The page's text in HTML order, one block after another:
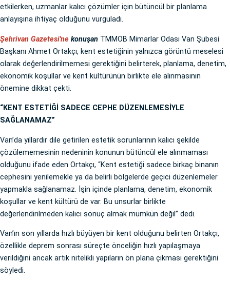
etkilerken, uzmanlar kalıcı çözümler için bütüncül bir planlama
anlayışına ihtiyaç olduğunu vurguladı.
Şehrivan Gazetesi'ne konuşan TMMOB Mimarlar Odası Van Şubesi
Başkanı Ahmet Ortakçı, kent estetiğinin yalnızca görüntü meselesi
olarak değerlendirilmemesi gerektiğini belirterek, planlama, denetim,
ekonomik koşullar ve kent kültürünün birlikte ele alınmasının
önemine dikkat çekti.
“KENT ESTETİĞİ SADECE CEPHE DÜZENLEMESİYLE
SAĞLANAMAZ”
Van’da yıllardır dile getirilen estetik sorunlarının kalıcı şekilde
çözülememesinin nedeninin konunun bütüncül ele alınmaması
olduğunu ifade eden Ortakçı, “Kent estetiği sadece birkaç binanın
cephesini yenilemekle ya da belirli bölgelerde geçici düzenlemeler
yapmakla sağlanamaz. İşin içinde planlama, denetim, ekonomik
koşullar ve kent kültürü de var. Bu unsurlar birlikte
değerlendirilmeden kalıcı sonuç almak mümkün değil” dedi.
Van’ın son yıllarda hızlı büyüyen bir kent olduğunu belirten Ortakçı,
özellikle deprem sonrası süreçte önceliğin hızlı yapılaşmaya
verildiğini ancak artık nitelikli yapıların ön plana çıkması gerektiğini
söyledi.